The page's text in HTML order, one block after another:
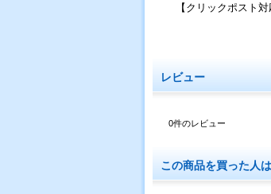
【クリックポスト
レビュー
0件のレビュー
この商品を買った人